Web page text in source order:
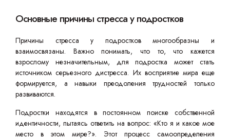
Основные причины стресса у подростков
Причины стресса у подростков многообразны и
взаимосвязаны. Важно понимать, что то, что кажется
взрослому незначительным, для подростка может стать
источником серьезного дистресса. Их восприятие мира еще
формируется, а навыки преодоления трудностей только
развиваются.
Подростки находятся в постоянном поиске собственной
идентичности, пытаясь ответить на вопрос: «Кто я и какое мое
место в этом мире?». Этот процесс самоопределения